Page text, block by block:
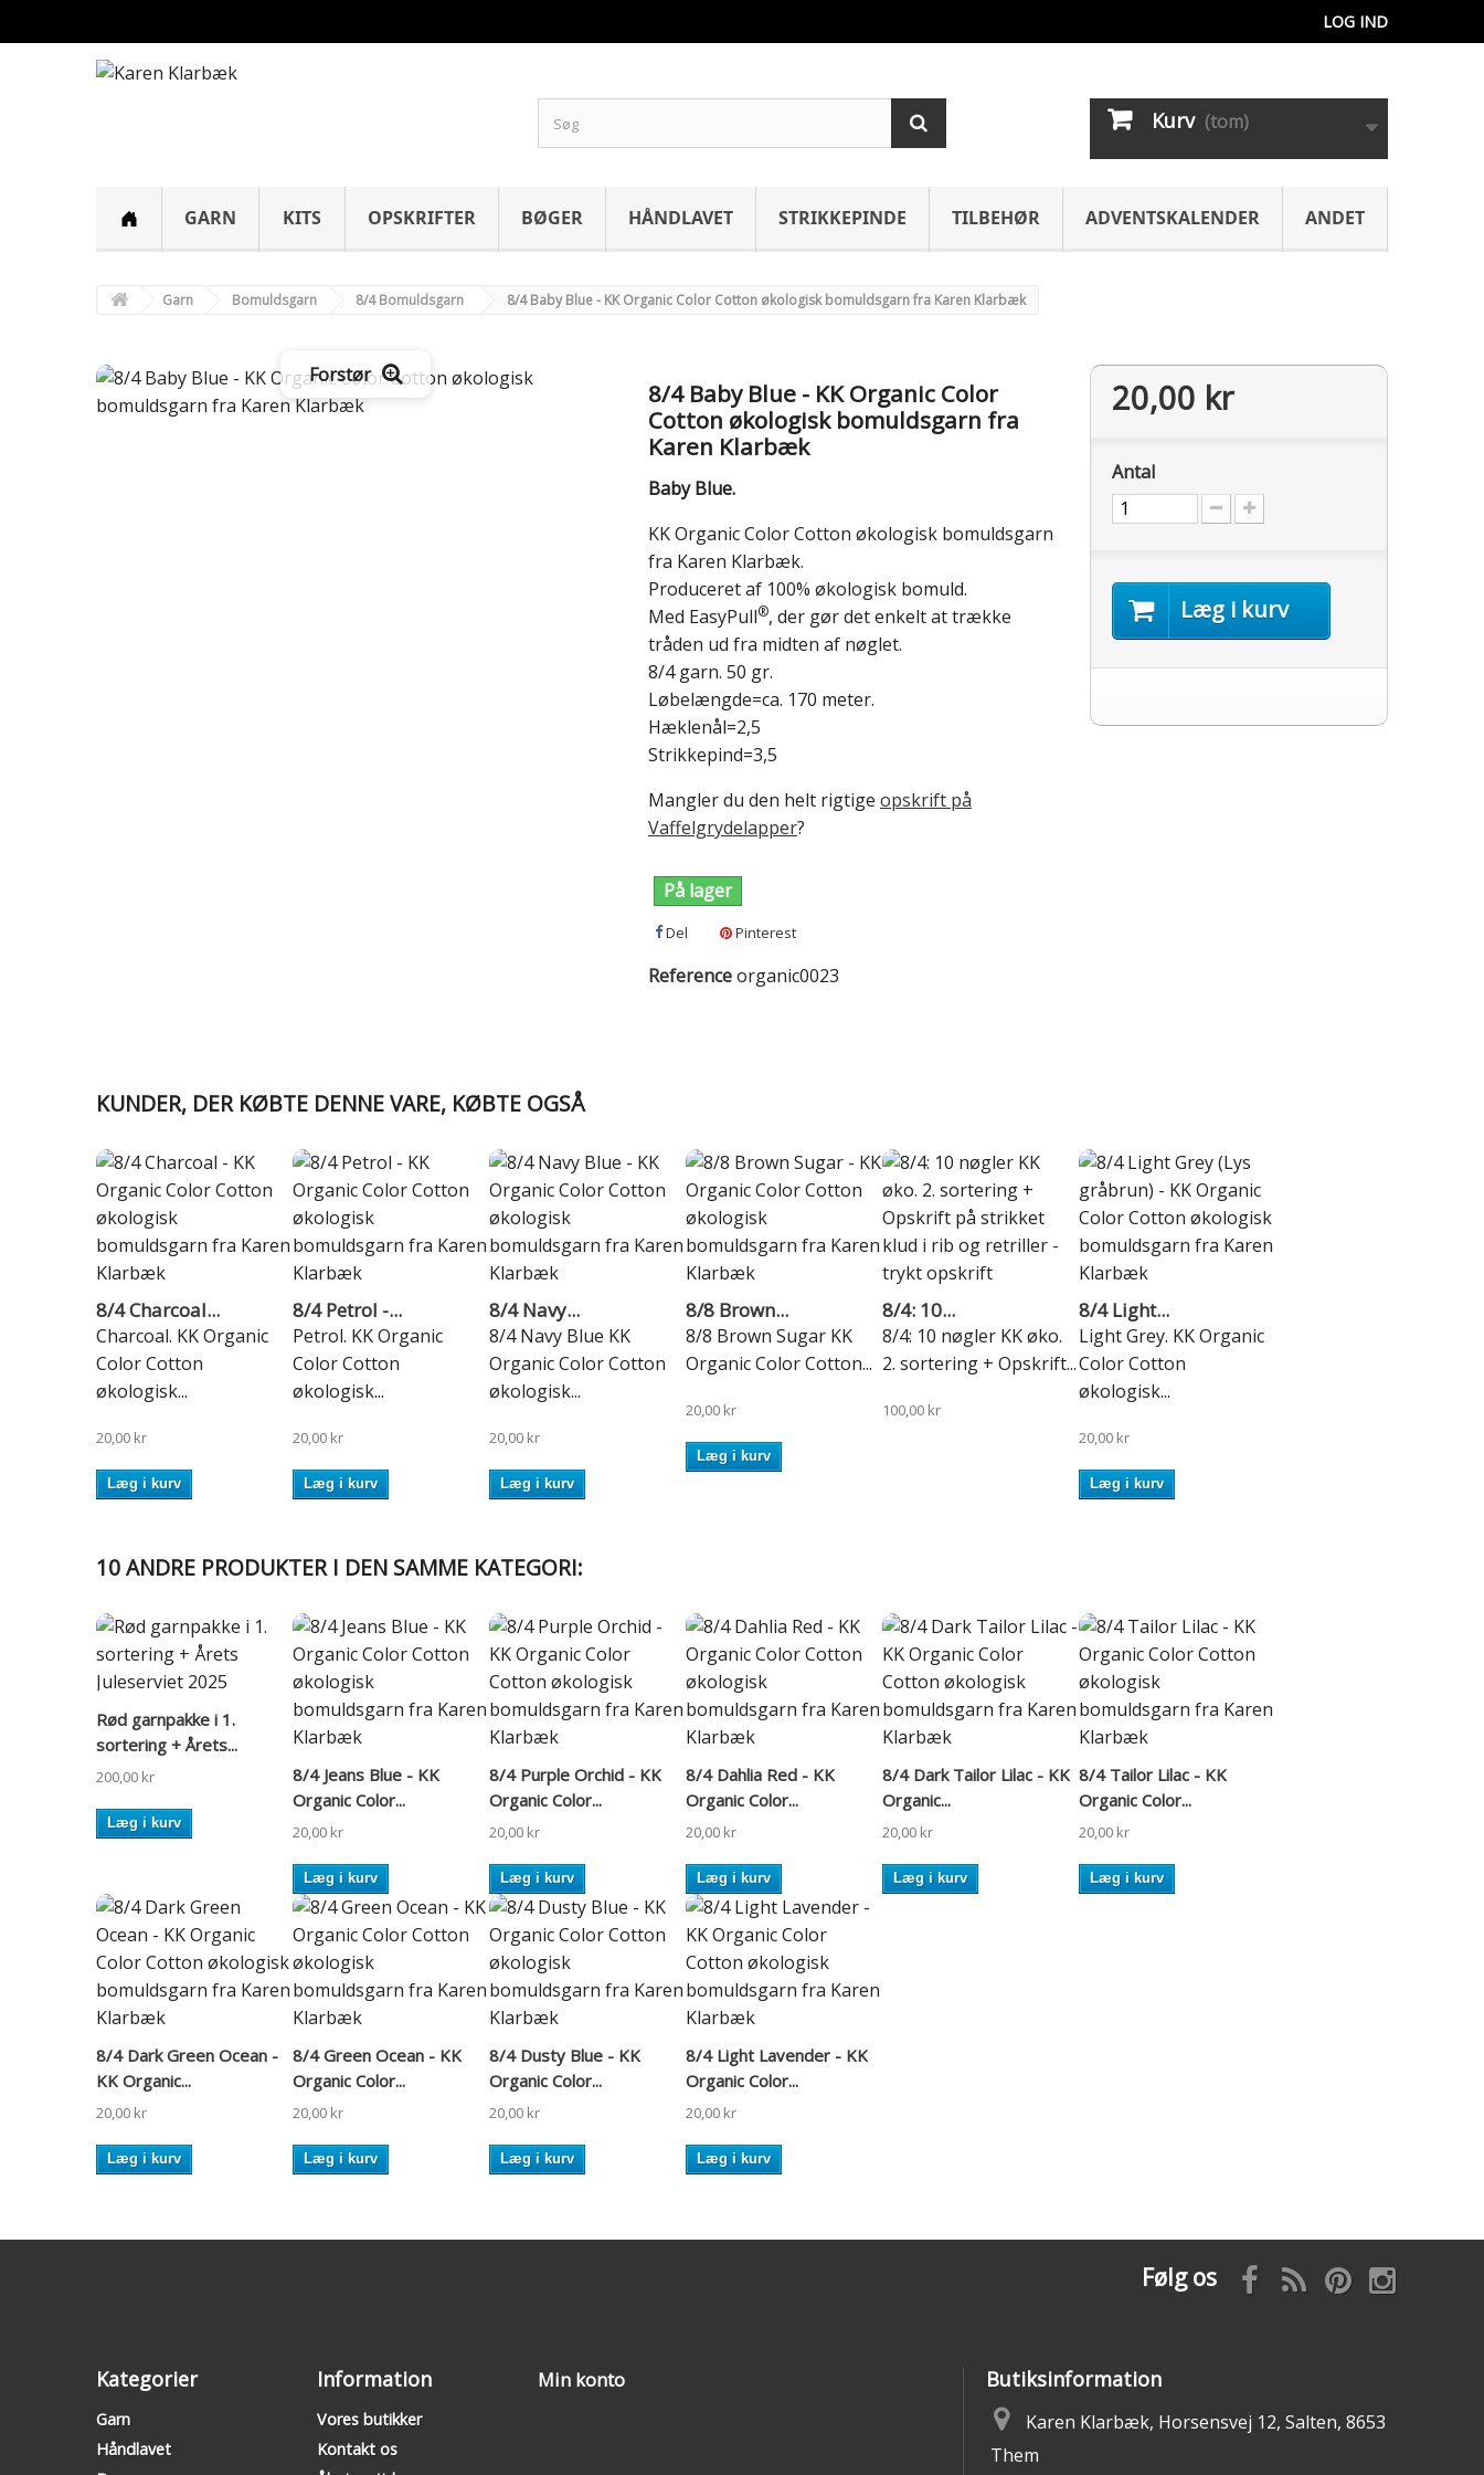
LOG IND
Kurv (tom)
GARN KITS OPSKRIFTER BØGER HÅNDLAVET STRIKKEPINDE TILBEHØR ADVENTSKALENDER ANDET
Garn Bomuldsgarn 8/4 Bomuldsgarn 8/4 Baby Blue - KK Organic Color Cotton økologisk bomuldsgarn fra Karen Klarbæk
Forstør
8/4 Baby Blue - KK Organic Color
Cotton økologisk bomuldsgarn fra
Karen Klarbæk
Baby Blue.
KK Organic Color Cotton økologisk bomuldsgarn
fra Karen Klarbæk.
Produceret af 100% økologisk bomuld.
Med EasyPull®, der gør det enkelt at trække
tråden ud fra midten af nøglet.
8/4 garn. 50 gr.
Løbelængde=ca. 170 meter.
Hæklenål=2,5
Strikkepind=3,5
Mangler du den helt rigtige opskrift på
Vaffelgrydelapper?
På lager
Del Pinterest
Referenceorganic0023
20,00 kr
Antal
Læg i kurv
KUNDER, DER KØBTE DENNE VARE, KØBTE OGSÅ
8/4 Charcoal...
Charcoal. KK Organic
Color Cotton
økologisk...
20,00 kr
Læg i kurv
8/4 Petrol -...
Petrol. KK Organic
Color Cotton
økologisk...
20,00 kr
Læg i kurv
8/4 Navy...
8/4 Navy Blue KK
Organic Color Cotton
økologisk...
20,00 kr
Læg i kurv
8/8 Brown...
8/8 Brown Sugar KK
Organic Color Cotton...
20,00 kr
Læg i kurv
8/4: 10...
8/4: 10 nøgler KK øko.
2. sortering + Opskrift...
100,00 kr
8/4 Light...
Light Grey. KK Organic
Color Cotton
økologisk...
20,00 kr
Læg i kurv
10 ANDRE PRODUKTER I DEN SAMME KATEGORI:
Rød garnpakke i 1.
sortering + Årets...
200,00 kr
Læg i kurv
8/4 Jeans Blue - KK
Organic Color...
20,00 kr
Læg i kurv
8/4 Purple Orchid - KK
Organic Color...
20,00 kr
Læg i kurv
8/4 Dahlia Red - KK
Organic Color...
20,00 kr
Læg i kurv
8/4 Dark Tailor Lilac - KK
Organic...
20,00 kr
Læg i kurv
8/4 Tailor Lilac - KK
Organic Color...
20,00 kr
Læg i kurv
8/4 Dark Green Ocean -
KK Organic...
20,00 kr
Læg i kurv
8/4 Green Ocean - KK
Organic Color...
20,00 kr
Læg i kurv
8/4 Dusty Blue - KK
Organic Color...
20,00 kr
Læg i kurv
8/4 Light Lavender - KK
Organic Color...
20,00 kr
Læg i kurv
Følg os
Kategorier
Garn
Håndlavet
Information
Vores butikker
Kontakt os
Min konto Butiksinformation
Karen Klarbæk, Horsensvej 12, Salten, 8653
Them